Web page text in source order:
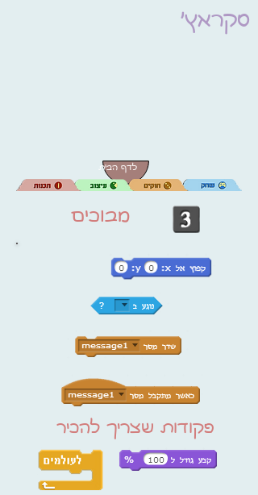
סקראץ'
לדף הבית
מבוכים
פקודות שצריך להכיר